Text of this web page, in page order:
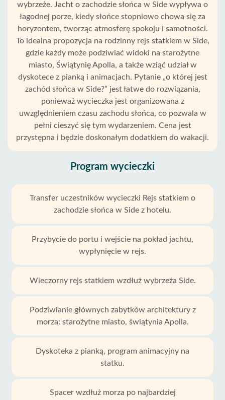
wybrzeże. Jacht o zachodzie słońca w Side wypływa o
łagodnej porze, kiedy słońce stopniowo chowa się za
horyzontem, tworząc atmosferę spokoju i samotności.
To idealna propozycja na rodzinny rejs statkiem w Side,
gdzie każdy może podziwiać widoki na starożytne
miasto, Świątynię Apolla, a także wziąć udział w
dyskotece z pianką i animacjach. Pytanie „o której jest
zachód słońca w Side?” jest łatwe do rozwiązania,
ponieważ wycieczka jest organizowana z
uwzględnieniem czasu zachodu słońca, co pozwala w
pełni cieszyć się tym wydarzeniem. Cena jest
przystępna i będzie doskonałym dodatkiem do wakacji.
Program wycieczki
Transfer uczestników wycieczki Rejs statkiem o
zachodzie słońca w Side z hotelu.
Przybycie do portu i wejście na pokład jachtu,
wypłynięcie w rejs.
Wieczorny rejs statkiem wzdłuż wybrzeża Side.
Podziwianie głównych zabytków architektury z
morza: starożytne miasto, świątynia Apolla.
Dyskoteka z pianką, program animacyjny na
statku.
Spacer wzdłuż morza po najbardziej